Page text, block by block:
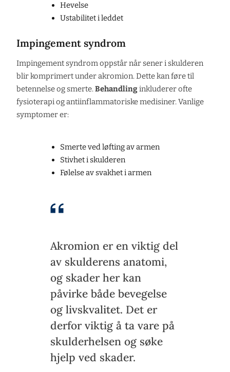
Hevelse
Ustabilitet i leddet
Impingement syndrom
Impingement syndrom oppstår når sener i skulderen
blir komprimert under akromion. Dette kan føre til
betennelse og smerte. Behandling inkluderer ofte
fysioterapi og antiinflammatoriske medisiner. Vanlige
symptomer er:
Smerte ved løfting av armen
Stivhet i skulderen
Følelse av svakhet i armen
Akromion er en viktig del
av skulderens anatomi,
og skader her kan
påvirke både bevegelse
og livskvalitet. Det er
derfor viktig å ta vare på
skulderhelsen og søke
hjelp ved skader.